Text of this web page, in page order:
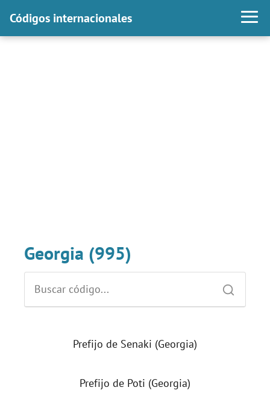
Códigos internacionales
Georgia (995)
Prefijo de Senaki (Georgia)
Prefijo de Poti (Georgia)